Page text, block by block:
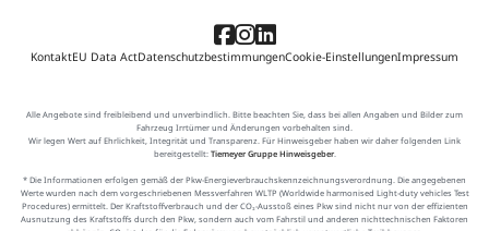
KontaktEU Data ActDatenschutzbestimmungenCookie-EinstellungenImpressum
Alle Angebote sind freibleibend und unverbindlich. Bitte beachten Sie, dass bei allen Angaben und Bilder zum
Fahrzeug Irrtümer und Änderungen vorbehalten sind.
Wir legen Wert auf Ehrlichkeit, Integrität und Transparenz. Für Hinweisgeber haben wir daher folgenden Link
bereitgestellt: Tiemeyer Gruppe Hinweisgeber.
* Die Informationen erfolgen gemäß der Pkw-Energieverbrauchskennzeichnungsverordnung. Die angegebenen
Werte wurden nach dem vorgeschriebenen Messverfahren WLTP (Worldwide harmonised Light-duty vehicles Test
Procedures) ermittelt. Der Kraftstoffverbrauch und der CO₂-Ausstoß eines Pkw sind nicht nur von der effizienten
Ausnutzung des Kraftstoffs durch den Pkw, sondern auch vom Fahrstil und anderen nichttechnischen Faktoren